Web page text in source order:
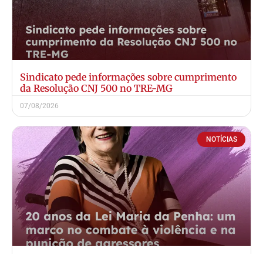
Sindicato pede informações sobre cumprimento
da Resolução CNJ 500 no TRE-MG
07/08/2026
NOTÍCIAS